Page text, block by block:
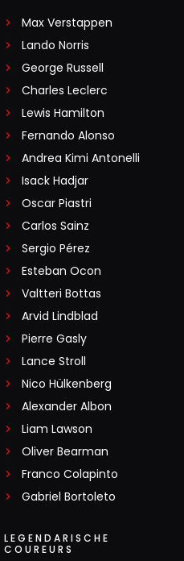
Max Verstappen
Lando Norris
George Russell
Charles Leclerc
Lewis Hamilton
Fernando Alonso
Andrea Kimi Antonelli
Isack Hadjar
Oscar Piastri
Carlos Sainz
Sergio Pérez
Esteban Ocon
Valtteri Bottas
Arvid Lindblad
Pierre Gasly
Lance Stroll
Nico Hülkenberg
Alexander Albon
Liam Lawson
Oliver Bearman
Franco Colapinto
Gabriel Bortoleto
LEGENDARISCHE
COUREURS